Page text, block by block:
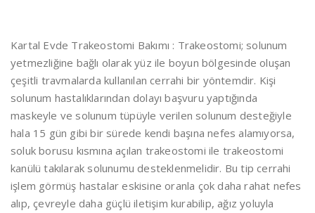
Kartal Evde Trakeostomi Bakımı : Trakeostomi; solunum
yetmezliğine bağlı olarak yüz ile boyun bölgesinde oluşan
çeşitli travmalarda kullanılan cerrahi bir yöntemdir. Kişi
solunum hastalıklarından dolayı başvuru yaptığında
maskeyle ve solunum tüpüyle verilen solunum desteğiyle
hala 15 gün gibi bir sürede kendi başına nefes alamıyorsa,
soluk borusu kısmına açılan trakeostomi ile trakeostomi
kanülü takılarak solunumu desteklenmelidir. Bu tip cerrahi
işlem görmüş hastalar eskisine oranla çok daha rahat nefes
alıp, çevreyle daha güçlü iletişim kurabilip, ağız yoluyla